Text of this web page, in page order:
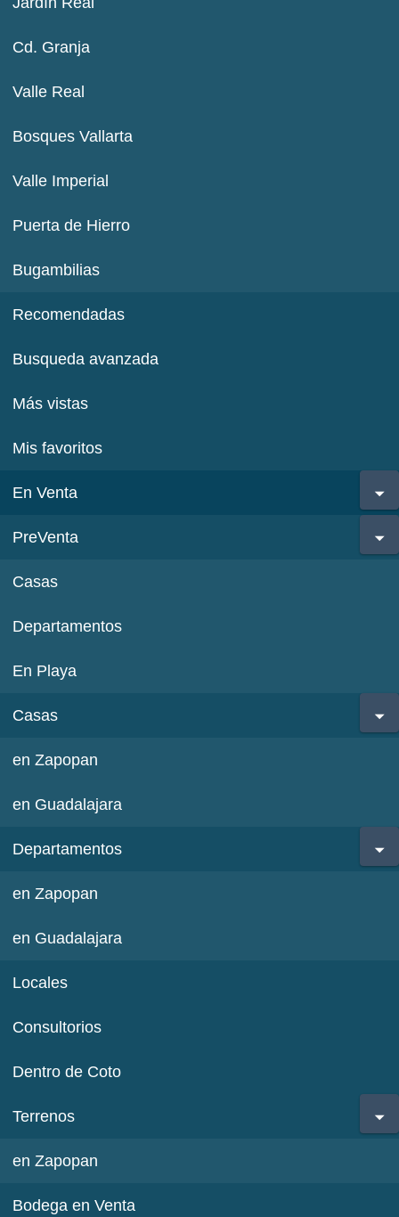
Cd. Granja
Valle Real
Bosques Vallarta
Valle Imperial
Puerta de Hierro
Bugambilias
Recomendadas
Busqueda avanzada
Más vistas
Mis favoritos
En Venta
PreVenta
Casas
Departamentos
En Playa
Casas
en Zapopan
en Guadalajara
Departamentos
en Zapopan
en Guadalajara
Locales
Consultorios
Dentro de Coto
Terrenos
en Zapopan
Bodega en Venta